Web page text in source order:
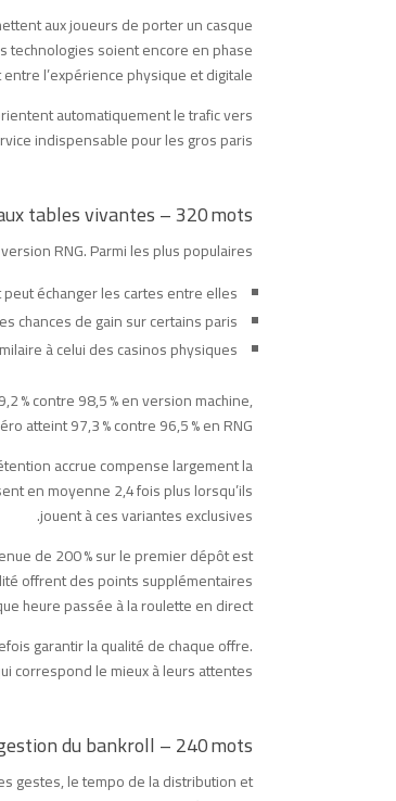
aux joueurs de porter un casque
technologies soient encore en phase
l’expérience physique et digitale.
automatiquement le trafic vers
indispensable pour les gros paris.
tables vivantes – 320 mots
RNG. Parmi les plus populaires :
échanger les cartes entre elles.
chances de gain sur certains paris.
à celui des casinos physiques.
% contre 98,5 % en version machine,
atteint 97,3 % contre 96,5 % en RNG.
accrue compense largement la
en moyenne 2,4 fois plus lorsqu’ils
jouent à ces variantes exclusives.
de 200 % sur le premier dépôt est
offrent des points supplémentaires
heure passée à la roulette en direct.
garantir la qualité de chaque offre.
correspond le mieux à leurs attentes.
du bankroll – 240 mots
gestes, le tempo de la distribution et